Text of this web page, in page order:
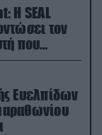
Η SEAL
τον
που
F-15
Ευελπίδων